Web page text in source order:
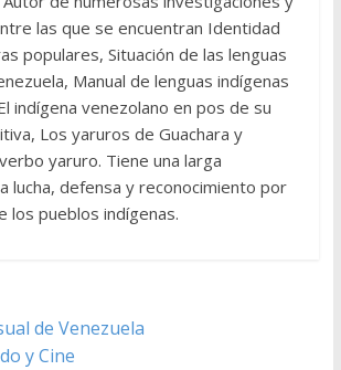
las que se encuentran Identidad
populares, Situación de las lenguas
Manual de lenguas indígenas
indígena venezolano en pos de su
Los yaruros de Guachara y
yaruro. Tiene una larga
lucha, defensa y reconocimiento por
los pueblos indígenas.
de Venezuela
y Cine